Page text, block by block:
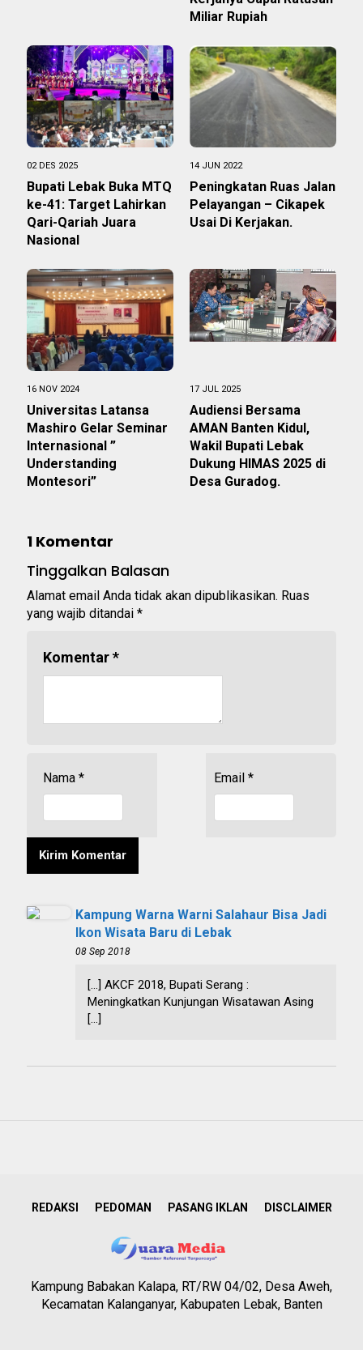
Miliar Rupiah
02 DES 2025
Bupati Lebak Buka MTQ
ke-41: Target Lahirkan
Qari-Qariah Juara
Nasional
14 JUN 2022
Peningkatan Ruas Jalan
Pelayangan – Cikapek
Usai Di Kerjakan.
16 NOV 2024
Universitas Latansa
Mashiro Gelar Seminar
Internasional ”
Understanding
Montesori”
17 JUL 2025
Audiensi Bersama
AMAN Banten Kidul,
Wakil Bupati Lebak
Dukung HIMAS 2025 di
Desa Guradog.
1 Komentar
Tinggalkan Balasan
Alamat email Anda tidak akan dipublikasikan. Ruas
yang wajib ditandai *
Komentar*
Nama * Email *
Kampung Warna Warni Salahaur Bisa Jadi
Ikon Wisata Baru di Lebak
08 Sep 2018
[…] AKCF 2018, Bupati Serang :
Meningkatkan Kunjungan Wisatawan Asing
[…]
REDAKSI PEDOMAN PASANG IKLAN DISCLAIMER
Kampung Babakan Kalapa, RT/RW 04/02, Desa Aweh,
Kecamatan Kalanganyar, Kabupaten Lebak, Banten